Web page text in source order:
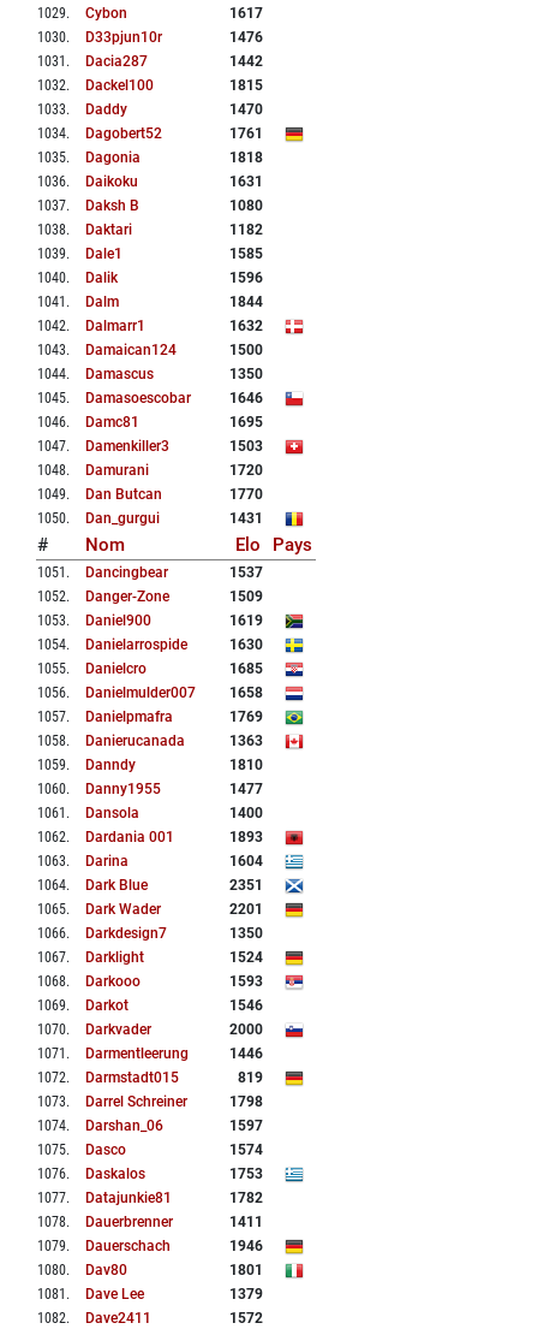
1029. Cybon
1617
1030. D33pjun10r
1476
1031 . Dacia287
1442
1032. Dackel100
1815
1033. Daddy
1470
1034. Dagobert52
1761
1035. Dagonia
1818
1036. Daikoku
1631
1037. Daksh B
1080
1038. Daktari
1182
1039. Dale1
1585
1040. Dalik
1596
1041 . Dalm
1844
1042. Dalmarr1
1632
1043. Damaican124
1500
1044. Damascus
1350
1045. Damasoescobar
1646
1046. Damc81
1695
1047. Damenkiller3
1503
1048. Damurani
1720
1049. Dan Butcan
1770
1050. Dan_gurgui 1431
# Nom Elo Pays
1051 . Dancingbear
1537
1052. Danger-Zone
1509
1053. Daniel900
1619
1054. Danielarrospide
1630
1055. Danielcro
1685
1056. Danielmulder007
1658
1057. Danielpmafra
1769
1058. Danierucanada
1363
1059. Danndy
1810
1060. Danny1955
1477
1061 . Dansola
1400
1062. Dardania 001
1893
1063. Darina
1604
1064. Dark Blue
2351
1065. Dark Wader
2201
1066. Darkdesign7
1350
1067. Darklight
1524
1068. Darkooo
1593
1069. Darkot
1546
1070. Darkvader
2000
1071 . Darmentleerung
1446
1072. Darmstadt015
819
1073. Darrel Schreiner
1798
1074. Darshan_06
1597
1075. Dasco
1574
1076. Daskalos
1753
1077. Datajunkie81
1782
1078. Dauerbrenner
1411
1079. Dauerschach
1946
1080. Dav80
1801
1081 . Dave Lee
1379
1082. Dave2411
1572